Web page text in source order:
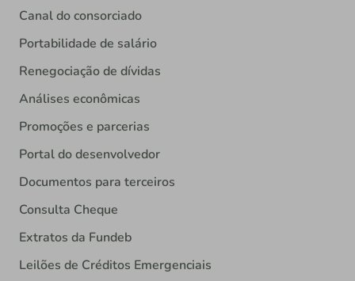
Canal do consorciado
Portabilidade de salário
Renegociação de dívidas
Análises econômicas
Promoções e parcerias
Portal do desenvolvedor
Documentos para terceiros
Consulta Cheque
Extratos da Fundeb
Leilões de Créditos Emergenciais